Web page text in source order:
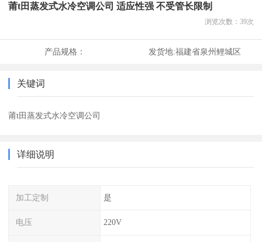
莆t田蒸发式水冷空调公司 适应性强 不受管长限制
浏览次数： 39次
产品规格： 发货地:福建省泉州鲤城区
关键词
莆t田蒸发式水冷空调公司
详细说明
加工定制 是
电压 220V